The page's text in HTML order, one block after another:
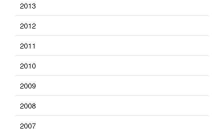
2013
2012
2011
2010
2009
2008
2007